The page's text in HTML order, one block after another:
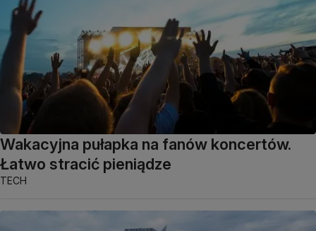
Wakacyjna pułapka na fanów koncertów.
Łatwo stracić pieniądze
TECH